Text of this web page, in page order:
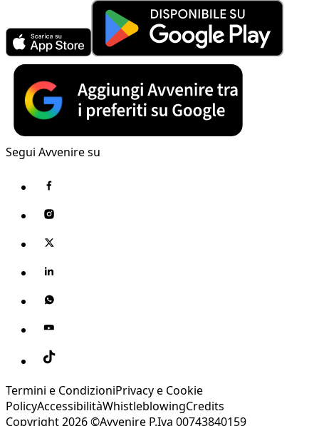
Segui Avvenire su
Termini e CondizioniPrivacy e Cookie
PolicyAccessibilitàWhistleblowingCredits
Copyright 2026 ©Avvenire P.Iva 00743840159